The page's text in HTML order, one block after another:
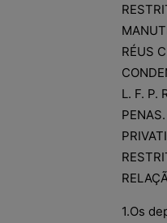
RÉUS
L. F. P.
1.Os